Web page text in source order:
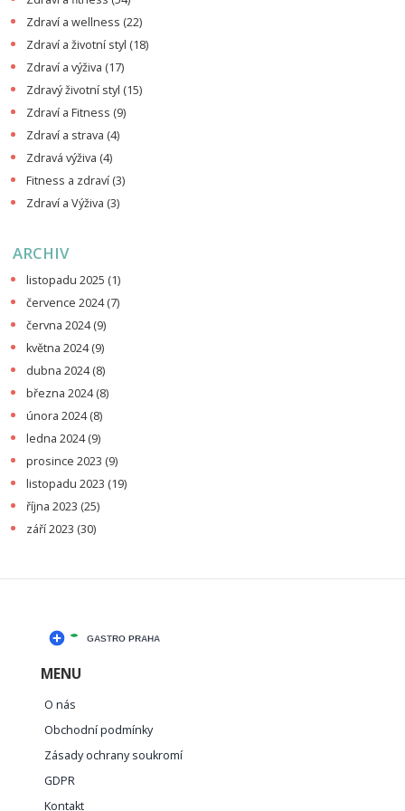
Zdraví a wellness (22)
Zdraví a životní styl (18)
Zdraví a výživa (17)
Zdravý životní styl (15)
Zdraví a Fitness (9)
Zdraví a strava (4)
Zdravá výživa (4)
Fitness a zdraví (3)
Zdraví a Výživa (3)
ARCHIV
listopadu 2025 (1)
července 2024(7)
června 2024(9)
května 2024(9)
dubna 2024(8)
března 2024(8)
února 2024(8)
ledna 2024(9)
prosince 2023 (9)
listopadu 2023 (19)
října 2023 (25)
září 2023 (30)
MENU
O nás
Obchodní podmínky
Zásady ochrany soukromí
GDPR
Kontakt